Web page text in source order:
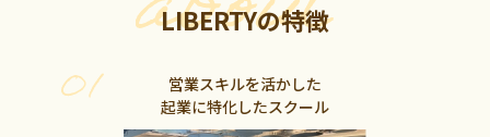
LIBERTYの特徴
営業スキルを活かした
起業に特化したスクール